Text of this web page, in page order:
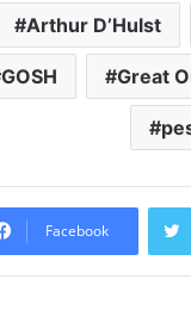
Arthur D’Hulst
GOSH Great
Facebook